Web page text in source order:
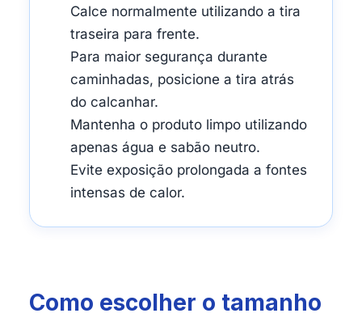
Calce normalmente utilizando a tira
traseira para frente.
Para maior segurança durante
caminhadas, posicione a tira atrás
do calcanhar.
Mantenha o produto limpo utilizando
apenas água e sabão neutro.
Evite exposição prolongada a fontes
intensas de calor.
Como escolher o tamanho